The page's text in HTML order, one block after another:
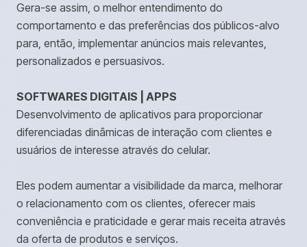
Gera-se assim, o melhor entendimento do
comportamento e das preferências dos públicos-alvo
para, então, implementar anúncios mais relevantes,
personalizados e persuasivos.
SOFTWARES DIGITAIS | APPS
Desenvolvimento de aplicativos para proporcionar
diferenciadas dinâmicas de interação com clientes e
usuários de interesse através do celular.
Eles podem aumentar a visibilidade da marca, melhorar
o relacionamento com os clientes, oferecer mais
conveniência e praticidade e gerar mais receita através
da oferta de produtos e serviços.